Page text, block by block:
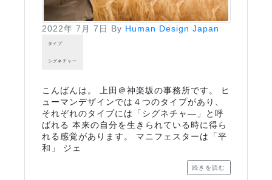
2022年 7月 7日 By Human Design Japan
タイプ
シグネチャー
こんばんは。 上田＠神楽坂の事務所です。 ヒ
ューマンデザインでは４つのタイプがあり、
それぞれのタイプには「シグネチャ―」と呼
ばれる 本来の自分を生きられている時に得ら
れる感覚があります。 マニフェスターは「平
和」 ジェ
続きを読む